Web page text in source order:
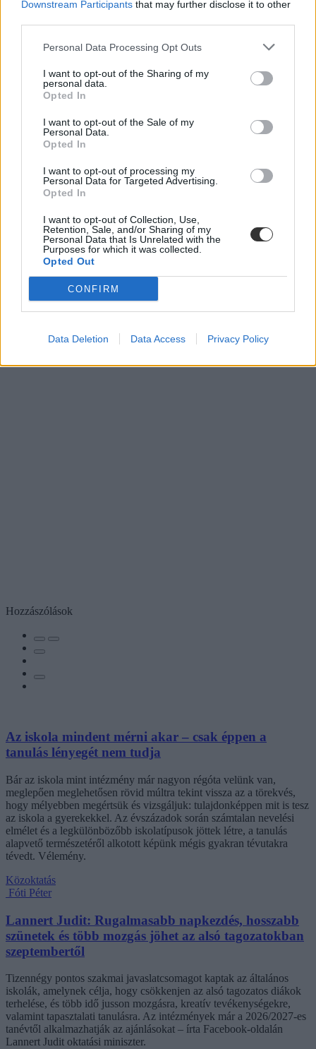
Downstream Participants that may further disclose it to other
Personal Data Processing Opt Outs
I want to opt-out of the Sharing of my
personal data.
Opted In
I want to opt-out of the Sale of my
Personal Data.
Opted In
I want to opt-out of processing my
Personal Data for Targeted Advertising.
Opted In
I want to opt-out of Collection, Use,
Retention, Sale, and/or Sharing of my
Personal Data that Is Unrelated with the
Purposes for which it was collected.
Opted Out
CONFIRM
Data Deletion Data Access Privacy Policy
Hozzászólások
Az iskola mindent mérni akar – csak éppen a
tanulás lényegét nem tudja
Bár az iskola mint intézmény már nagyon régóta velünk van,
meglepően meglehetősen rövid múltra tekint vissza az a törekvés,
hogy mélyebben megértsük és vizsgáljuk: tulajdonképpen mit is tesz
az iskola a gyerekekkel. Az évszázadok során számtalan nevelési
elmélet és a legkülönbözőbb iskolatípusok jöttek létre, a tanulás
alapvető természetéről alkotott képünk mégis gyakran tévutakra
tévedt. Vélemény.
Közoktatás
Fóti Péter
Lannert Judit: Rugalmasabb napkezdés, hosszabb
szünetek és több mozgás jöhet az alsó tagozatokban
szeptembertől
Tizennégy pontos szakmai javaslatcsomagot kaptak az általános
iskolák, amelynek célja, hogy csökkenjen az alsó tagozatos diákok
terhelése, és több idő jusson mozgásra, kreatív tevékenységekre,
valamint tapasztalati tanulásra. Az intézmények már a 2026/2027-es
tanévtől alkalmazhatják az ajánlásokat – írta Facebook-oldalán
Lannert Judit oktatási miniszter.